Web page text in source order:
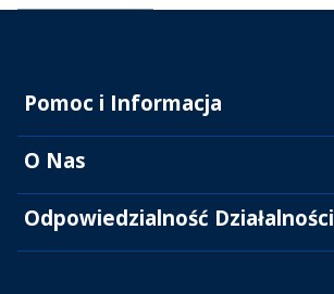
Pomoc i Informacja
O Nas
Odpowiedzialność Działalności